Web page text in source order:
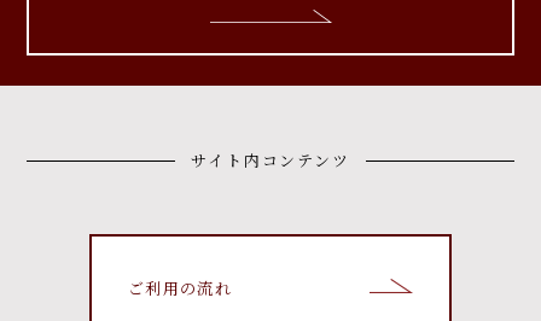
サイト内コンテンツ
ご利用の流れ